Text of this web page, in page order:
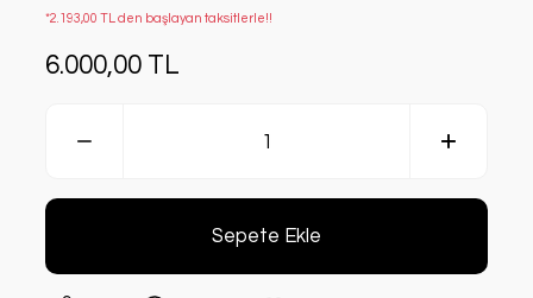
*2.193,00 TL den başlayan taksitlerle!!
6.000,00 TL
Sepete Ekle